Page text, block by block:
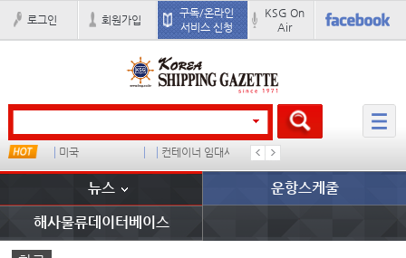
로그인 회원가입
구독/온라인
서비스 신청
KSG On
Air
미국 컨테이너 임대사 배
뉴스 운항스케줄
해사물류데이터베이스